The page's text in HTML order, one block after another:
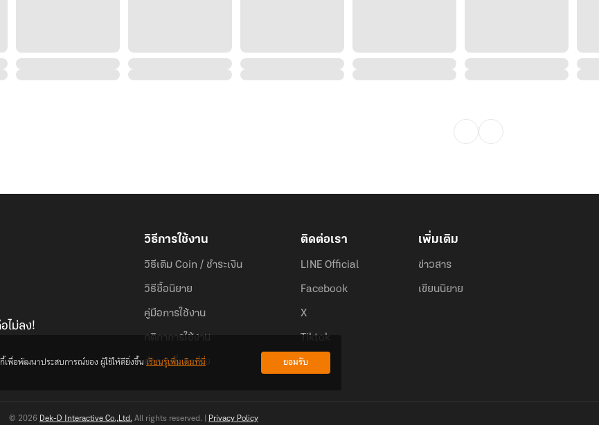
ไม่ลง!
วิธีการใช้งาน
วิธีเติม Coin / ชำระเงิน
วิธีซื้อนิยาย
คู่มือการใช้งาน
กติกาการใช้งาน
คำถามที่พบบ่อย
ติดต่อเรา
LINE Official
Facebook
X
Tiktok
เพิ่มเติม
ข่าวสาร
เขียนนิยาย
© 2026 Dek-D Interactive Co.,Ltd. All rights reserved. | Privacy Policy
เพื่อพัฒนาประสบการณ์ของ ผู้ใช้ให้ดียิ่งขึ้นเรียนรู้เพิ่มเติมที่นี่ ยอมรับ